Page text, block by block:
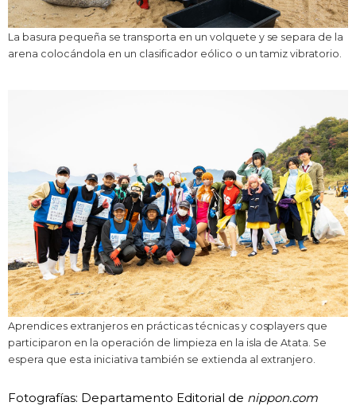
La basura pequeña se transporta en un volquete y se separa de la
arena colocándola en un clasificador eólico o un tamiz vibratorio.
Aprendices extranjeros en prácticas técnicas y cosplayers que
participaron en la operación de limpieza en la isla de Atata. Se
espera que esta iniciativa también se extienda al extranjero.
Fotografías: Departamento Editorial de nippon.com